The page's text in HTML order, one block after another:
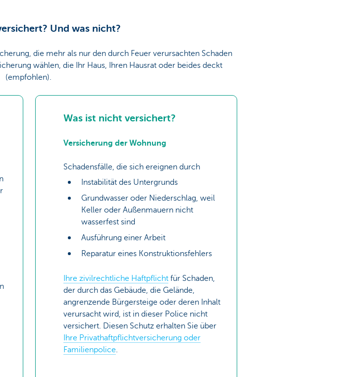
Und was nicht?
die mehr als nur den durch Feuer verursachten Schaden
wählen, die Ihr Haus, Ihren Hausrat oder beides deckt
(empfohlen).
Was ist nicht versichert?
Versicherung der Wohnung
Schadensfälle, die sich ereignen durch
Instabilität des Untergrunds
Grundwasser oder Niederschlag, weil
Keller oder Außenmauern nicht
wasserfest sind
Ausführung einer Arbeit
Reparatur eines Konstruktionsfehlers
Ihre zivilrechtliche Haftpflicht für Schaden,
der durch das Gebäude, die Gelände,
angrenzende Bürgersteige oder deren Inhalt
verursacht wird, ist in dieser Police nicht
versichert. Diesen Schutz erhalten Sie über
Ihre Privathaftpflichtversicherung oder
Familienpolice.